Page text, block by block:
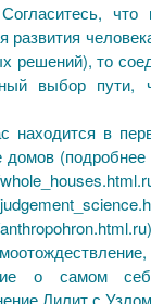
что
развития
решений), то
выбор пути,
находится в
домов
о самом
Лилит с